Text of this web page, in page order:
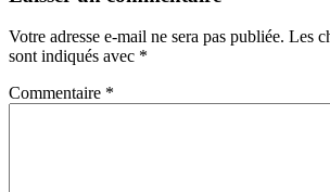
Votre adresse e-mail ne sera pas publiée. Les
sont indiqués avec *
Commentaire *